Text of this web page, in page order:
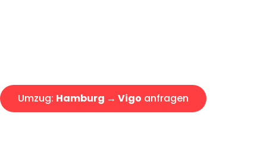
Umzug: Hamburg → Vigo anfragen